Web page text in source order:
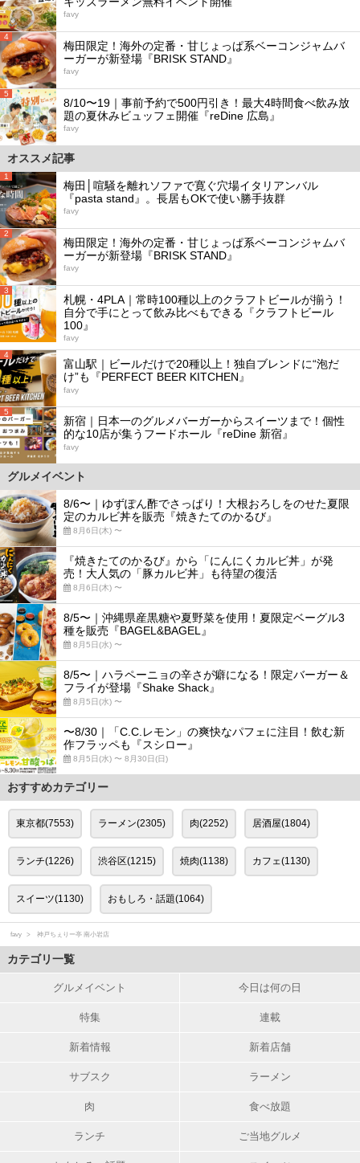
favy
4
梅田限定！海外の定番・甘じょっぱ系ベーコンジャムバ
ーガーが新登場『BRISK STAND』
favy
5
8/10〜19｜事前予約で500円引き！最大4時間食べ飲み放
題の夏休みビュッフェ開催『reDine 広島』
favy
オススメ記事
1
梅田│喧騒を離れソファで寛ぐ穴場イタリアンバル
『pasta stand』。長居もOKで使い勝手抜群
favy
2
梅田限定！海外の定番・甘じょっぱ系ベーコンジャムバ
ーガーが新登場『BRISK STAND』
favy
3
札幌・4PLA｜常時100種以上のクラフトビールが揃う！
自分で手にとって飲み比べもできる『クラフトビール
100』
favy
4
富山駅｜ビールだけで20種以上！独自ブレンドに“泡だ
け”も『PERFECT BEER KITCHEN』
favy
5
新宿｜日本一のグルメバーガーからスイーツまで！個性
的な10店が集うフードホール『reDine 新宿』
favy
グルメイベント
8/6〜｜ゆずぽん酢でさっぱり！大根おろしをのせた夏限
定のカルビ丼を販売『焼きたてのかるび』
8月6日(木) 〜
『焼きたてのかるび』から「にんにくカルビ丼」が発
売！大人気の「豚カルビ丼」も待望の復活
8月6日(木) 〜
8/5〜｜沖縄県産黒糖や夏野菜を使用！夏限定ベーグル3
種を販売『BAGEL&BAGEL』
8月5日(水) 〜
8/5〜｜ハラペーニョの辛さが癖になる！限定バーガー＆
フライが登場『Shake Shack』
8月5日(水) 〜
〜8/30｜「C.C.レモン」の爽快なパフェに注目！飲む新
作フラッペも『スシロー』
8月5日(水) 〜 8月30日(日)
おすすめカテゴリー
東京都(7553) ラーメン(2305) 肉(2252) 居酒屋(1804)
ランチ(1226) 渋谷区(1215) 焼肉(1138) カフェ(1130)
スイーツ(1130) おもしろ・話題(1064)
favy 神戸ちぇりー亭 南小岩店
カテゴリ一覧
グルメイベント 今日は何の日
特集 連載
新着情報 新着店舗
サブスク ラーメン
肉 食べ放題
ランチ ご当地グルメ